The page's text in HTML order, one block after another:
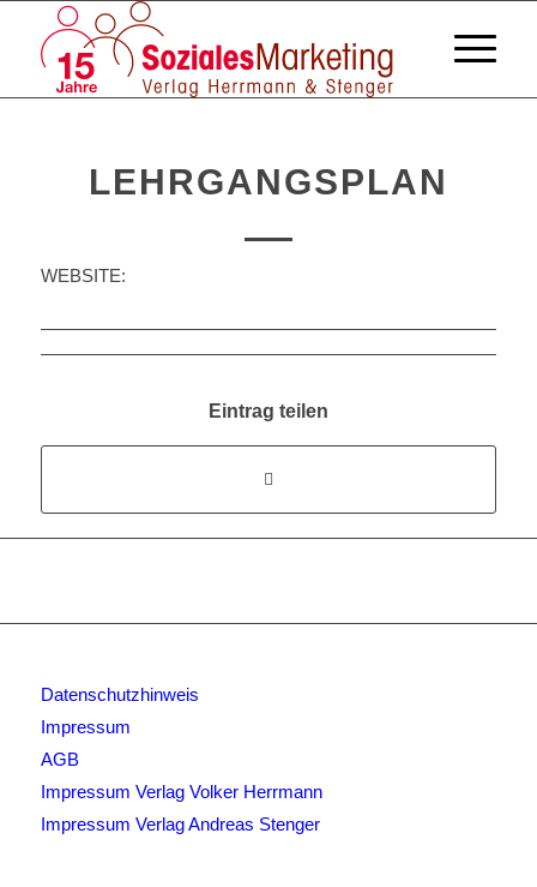
LEHRGANGSPLAN
WEBSITE:
Eintrag teilen
Datenschutzhinweis
Impressum
AGB
Impressum Verlag Volker Herrmann
Impressum Verlag Andreas Stenger